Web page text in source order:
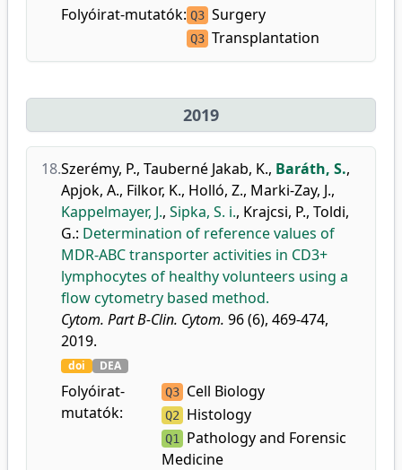
Folyóirat-mutatók: Q3 Surgery
Q3 Transplantation
2019
18.Szerémy, P., Tauberné Jakab, K., Baráth, S.,
Apjok, A., Filkor, K., Holló, Z., Marki-Zay, J.,
Kappelmayer, J., Sipka, S. i., Krajcsi, P., Toldi,
G.: Determination of reference values of
MDR-ABC transporter activities in CD3+
lymphocytes of healthy volunteers using a
flow cytometry based method.
Cytom. Part B-Clin. Cytom. 96 (6), 469-474,
2019.
doi DEA
Folyóirat-
mutatók:
Q3 Cell Biology
Q2 Histology
Q1 Pathology and Forensic
Medicine